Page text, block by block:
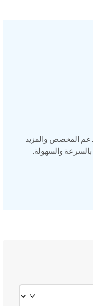
المخصص والمزيد
والسهولة.